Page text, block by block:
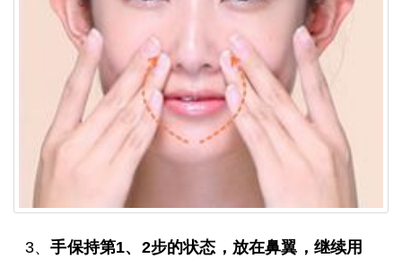
3、手保持第1、2步的状态，放在鼻翼，继续用